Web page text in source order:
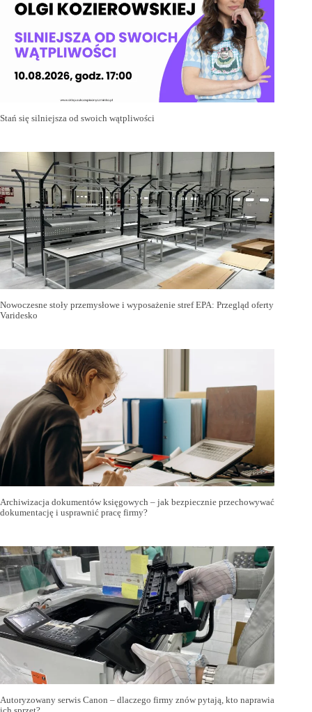
Stań się silniejsza od swoich wątpliwości
Nowoczesne stoły przemysłowe i wyposażenie stref EPA: Przegląd oferty
Varidesko
Archiwizacja dokumentów księgowych – jak bezpiecznie przechowywać
dokumentację i usprawnić pracę firmy?
Autoryzowany serwis Canon – dlaczego firmy znów pytają, kto naprawia